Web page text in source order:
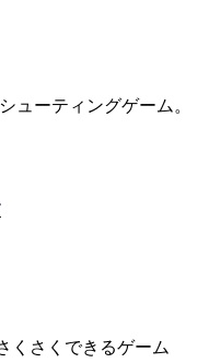
ューティングゲーム。
くさくできるゲーム